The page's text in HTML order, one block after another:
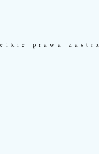
prawa